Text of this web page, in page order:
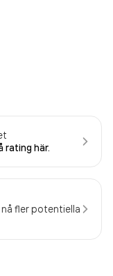
rating här.
fler potentiella